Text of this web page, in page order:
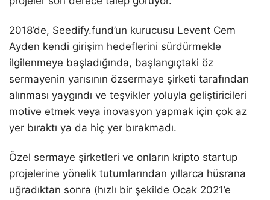
2018’de, Seedify.fund’un kurucusu Levent Cem
Ayden kendi girişim hedeflerini sürdürmekle
ilgilenmeye başladığında, başlangıçtaki öz
sermayenin yarısının özsermaye şirketi tarafından
alınması yaygındı ve teşvikler yoluyla geliştiricileri
motive etmek veya inovasyon yapmak için çok az
yer bıraktı ya da hiç yer bırakmadı.
Özel sermaye şirketleri ve onların kripto startup
projelerine yönelik tutumlarından yıllarca hüsrana
uğradıktan sonra (hızlı bir şekilde Ocak 2021’e